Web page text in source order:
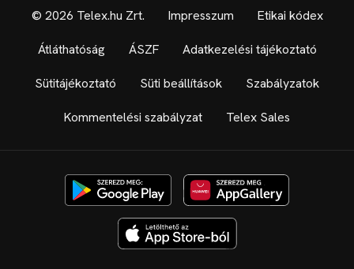
© 2026 Telex.hu Zrt. Impresszum Etikai kódex
Átláthatóság ÁSZF Adatkezelési tájékoztató
Sütitájékoztató Süti beállítások Szabályzatok
Kommentelési szabályzat Telex Sales